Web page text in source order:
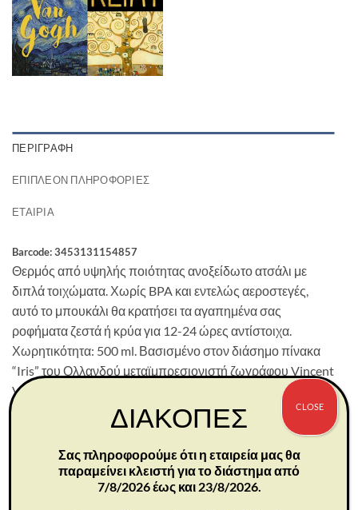
ΠΕΡΙΓΡΑΦΉ
ΕΠΙΠΛΈΟΝ ΠΛΗΡΟΦΟΡΊΕΣ
ΕΤΑΙΡΊΑ
Barcode: 3453131154857
Θερμός από υψηλής ποιότητας ανοξείδωτο ατσάλι με
διπλά τοιχώματα. Χωρίς BPA και εντελώς αεροστεγές,
αυτό το μπουκάλι θα κρατήσει τα αγαπημένα σας
ροφήματα ζεστά ή κρύα για 12-24 ώρες αντίστοιχα.
Χωρητικότητα: 500 ml. Βασισμένο στον διάσημο πίνακα
“Iris” του Ολλανδού μεταϊμπρεσιονιστή ζωγράφου Vincent
Van Gogh.
Λεπτομέρειες προϊόντος:
Διαστάσεις: 25,4×5 εκΔΙΑΚΟΠΕΣ
Σας πληροφορούμε ότι η εταιρεία μας θα
παραμείνει κλειστή για το διάστημα από
7/8/2026 έως και 23/8/2026.
CLOSE